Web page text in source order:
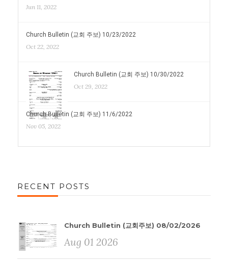
Jun 11, 2022
Church Bulletin (교회 주보) 10/23/2022
Oct 22, 2022
Church Bulletin (교회 주보) 10/30/2022
Oct 29, 2022
Church Bulletin (교회 주보) 11/6/2022
Nov 05, 2022
RECENT POSTS
Church Bulletin (교회주보) 08/02/2026
Aug 01 2026